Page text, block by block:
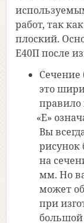
работ, так
плоский.
Е40П после
Сечение
это
правило
«Е»
Вы
рисунок
на
мм. Но
может
при